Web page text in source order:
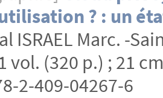
? : un
ISRAEL Marc. -
vol. (320 p.) ; 21
2-409-04267-6